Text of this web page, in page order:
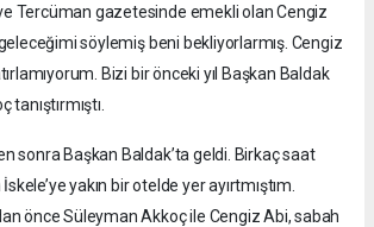
Tercüman gazetesinde emekli olan Cengiz
söylemiş beni bekliyorlarmış. Cengiz
Bizi bir önceki yıl Başkan Baldak
sonra Başkan Baldak’ta geldi. Birkaç saat
yakın bir otelde yer ayırtmıştım.
önce Süleyman Akkoç ile Cengiz Abi, sabah